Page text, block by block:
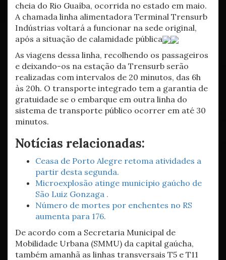
cheia do Rio Guaíba, ocorrida no estado em maio.
A chamada linha alimentadora Terminal Trensurb
Indústrias voltará a funcionar na sede original,
após a situação de calamidade pública
As viagens dessa linha, recolhendo os passageiros
e deixando-os na estação da Trensurb serão
realizadas com intervalos de 20 minutos, das 6h
às 20h. O transporte integrado tem a garantia de
gratuidade se o embarque em outra linha do
sistema de transporte público ocorrer em até 30
minutos.
Notícias relacionadas:
Ceasa de Porto Alegre retoma atividades a
partir desta segunda.
Microexplosão atinge município gaúcho de
São Luiz Gonzaga .
Número de mortes por enchentes no RS
aumenta para 176.
De acordo com a Secretaria Municipal de
Mobilidade Urbana (SMMU) da capital gaúcha,
também amanhã as linhas transversais T5 e T11